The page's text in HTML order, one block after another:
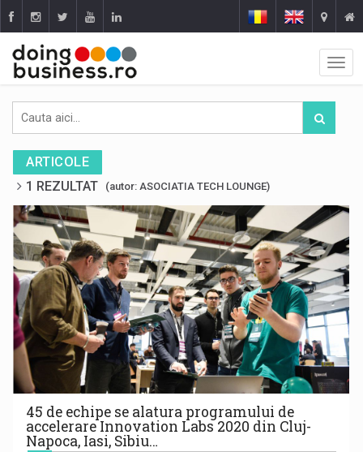
ARTICOLE
1 REZULTAT
(autor: ASOCIATIA TECH LOUNGE)
45 de echipe se alatura programului de
accelerare Innovation Labs 2020 din Cluj-
Napoca, Iasi, Sibiu…